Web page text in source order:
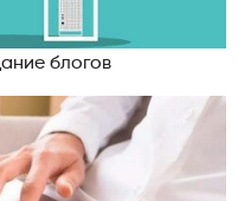
блогов